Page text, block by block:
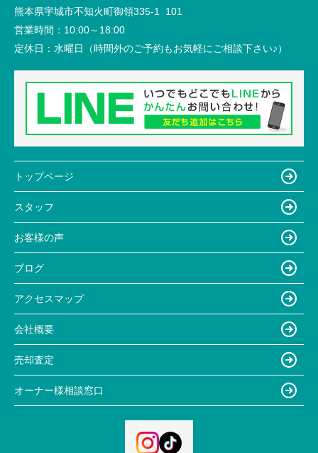
熊本県宇城市不知火町御領335-1 101
営業時間： 10:00～18:00
定休日： 水曜日（時間外のご予約もお気軽にご相談下さい♪）
トップページ
スタッフ
お客様の声
ブログ
アクセスマップ
会社概要
売却査定
オーナー様相談窓口